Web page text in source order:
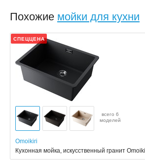
Похожие мойки для кухни
СПЕЦЦЕНА
всего 6
моделей
Omoikiri
Кухонная мойка, искусственный гранит